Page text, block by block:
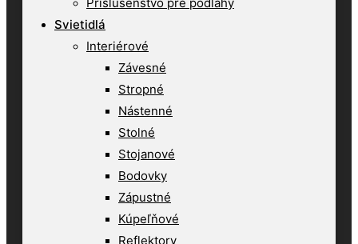
Svietidlá
Interiérové
Závesné
Stropné
Nástenné
Stolné
Stojanové
Bodovky
Zápustné
Kúpeľňové
Reflektory